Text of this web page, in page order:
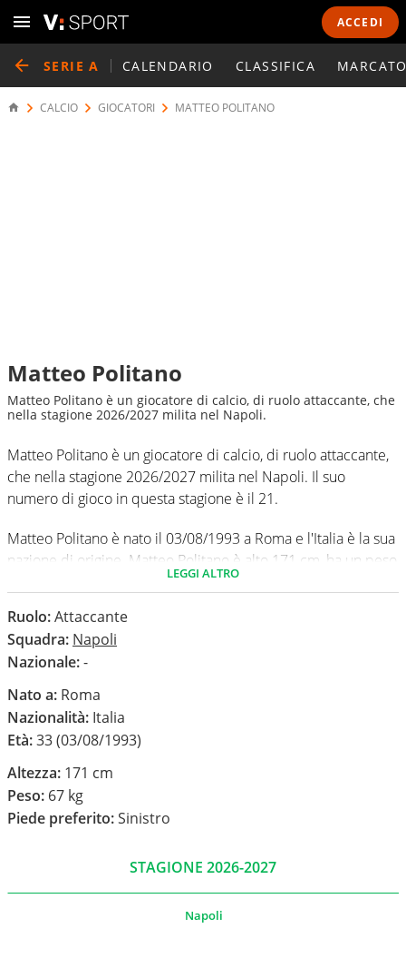
ACCEDI
SERIE A CALENDARIO CLASSIFICA
CALCIO GIOCATORI MATTEO POLITANO
Matteo Politano
Matteo Politano è un giocatore di calcio, di ruolo attaccante, che
nella stagione 2026/2027 milita nel Napoli.
Matteo Politano è un giocatore di calcio, di ruolo attaccante,
che nella stagione 2026/2027 milita nel Napoli. Il suo
numero di gioco in questa stagione è il 21.
Matteo Politano è nato il 03/08/1993 a Roma e l'Italia è la sua
nazione di origine. Matteo Politano è alto 171 cm, ha un peso
medio di 67 kg. Il suo piede di calcio in via preferenziale è il
In questa stagione ha disputato nel campionato Serie A 0
partite e non ha segnato nessun gol.
LEGGI ALTRO
Ruolo:Attaccante
Squadra: Napoli
Nazionale:-
Nato a: Roma
Nazionalità: Italia
Età:33 (03/08/1993)
Altezza: 171 cm
Peso: 67 kg
Piede preferito:Sinistro
STAGIONE 2026-2027
Napoli